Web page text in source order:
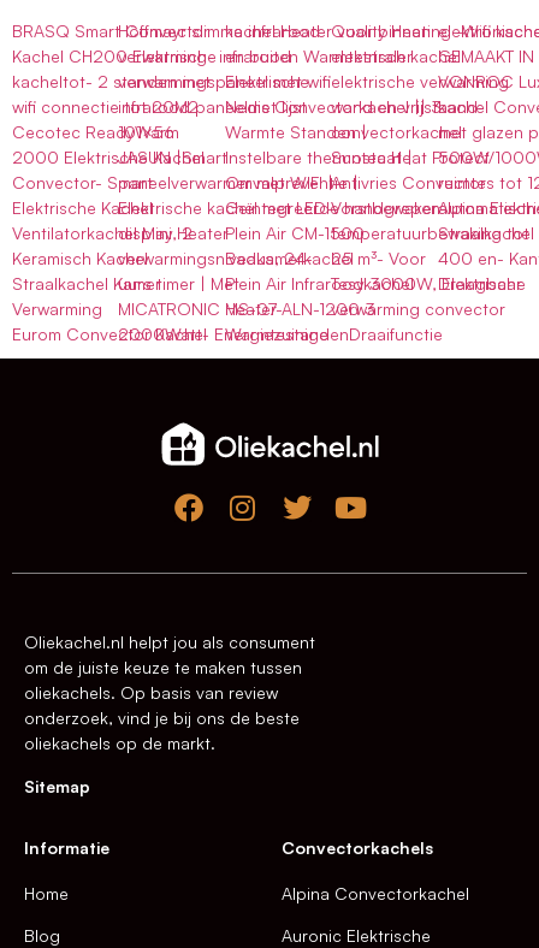
BRASQ Smart Convector
Kachel CH200 Elektrische
kacheltot- 2 standen met
wifi connectie tot 20M2
Cecotec ReadyWarm
2000 Elektrische Kachel
Convector- Smart
Elektrische Kachel
Ventilatorkachel Mini Heater
Keramisch Kachel
Straalkachel Kamer
Verwarming
Eurom Convector Kachel
Höffmayr slimme infrarood
verwarming- infrarood
verwarmingspaneel met wifi
infrarood paneelmet lijst
101×56
JASUN |Smart
paneelverwarmer met WIFI |
Elektrische kachel met LED-
display, 2
verwarmingsniveaus, 24-
uurs timer | Met
MICATRONIC MS-07-
2000Watt- Energiezuinige
kachel Heater voor binnen
en buiten Warmtestraler
Elektrische
Nedis Convectorkachel || 3
Warmte Standen |
Instelbare thermostaat |
Omvalpreventie |
Geïntegreerde handgrepen
Plein Air CM-1500
Badkamerkachel
Plein Air Infraroodkachel
Heater ALN-1200 3
WarmtestandenDraaifunctie
Quality Heating -Wifi
elektrisch kachel
elektrische verwarming
wand en vrijstaand-
convectorkachel
Suntec Heat Protect
Antivries Convector
temperatuurbewaking tot
25 m³- Voor
Tesy 3000W, Elektrische
verwarming convector
GEMAAKT IN
VONROC
kachel
met glazen
500W/
ruimtes tot
alpina
400 en-
Draagbaar
Oliekachel.nl helpt jou als consument
om de juiste keuze te maken tussen
oliekachels. Op basis van review
onderzoek, vind je bij ons de beste
oliekachels op de markt.
Sitemap
Informatie
Home
Blog
Convectorkachels
Alpina Convectorkachel
Auronic Elektrische